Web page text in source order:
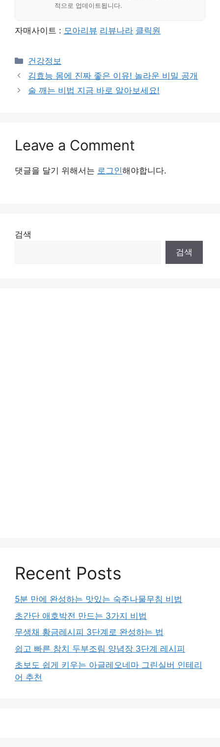
적으로 업데이트됩니다.
자매사이트 : 모아리뷰 리뷰나라 클릭원
Categories
건강정보
김효능 몸에 진짜 좋은 이유! 놀라운 비밀 공개
술 깨는 비법 지금 바로 알아보세요!
Leave a Comment
댓글을 달기 위해서는 로그인해야합니다.
검색
검색
Recent Posts
5분 만에 완성하는 맛있는 숙주나물무침 비법
초간단 애호박전 만드는 3가지 비법
무생채 황금레시피 3단계로 완성하는 법
쉽고 빠른 참치 두부조림 양념장 3단계 레시피
초보도 쉽게 키우는 아글레오네마 그린실버 인테리
어 추천